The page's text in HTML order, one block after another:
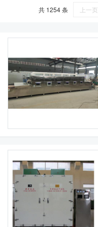
共 1254 条 上一页